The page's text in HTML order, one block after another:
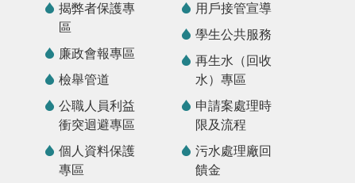
揭弊者保護專
區
廉政會報專區
檢舉管道
公職人員利益
衝突迴避專區
個人資料保護
專區
用戶接管宣導
學生公共服務
再生水（回收
水）專區
申請案處理時
限及流程
污水處理廠回
饋金